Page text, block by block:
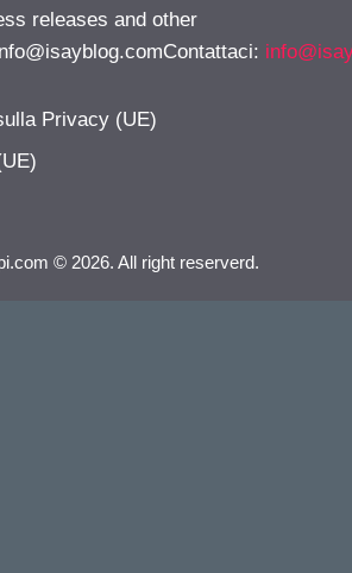
releases and other
:
Privacy (UE)
© 2026. All right reserverd.